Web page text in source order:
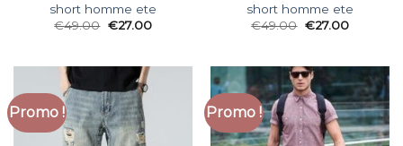
short homme ete
€49.00 €27.00
short homme ete
€49.00 €27.00
Promo ! Promo !